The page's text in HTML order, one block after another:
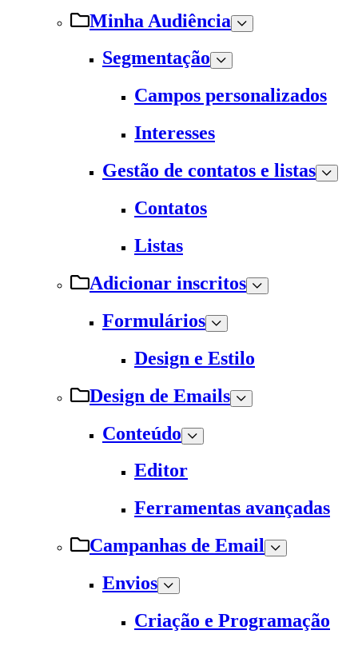
Minha Audiência
Segmentação
Campos personalizados
Interesses
Gestão de contatos e listas
Contatos
Listas
Adicionar inscritos
Formulários
Design e Estilo
Design de Emails
Conteúdo
Editor
Ferramentas avançadas
Campanhas de Email
Envios
Criação e Programação